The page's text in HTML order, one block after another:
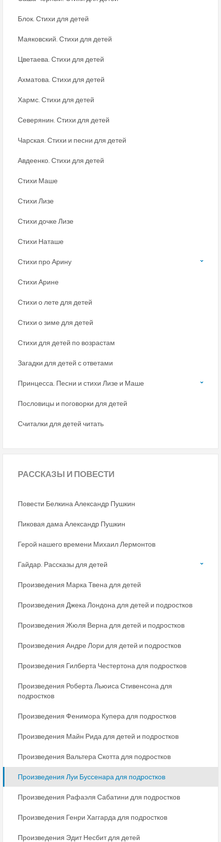
Блок. Стихи для детей
Маяковский. Стихи для детей
Цветаева. Стихи для детей
Ахматова. Стихи для детей
Хармс. Стихи для детей
Северянин. Стихи для детей
Чарская. Стихи и песни для детей
Авдеенко. Стихи для детей
Стихи Маше
Стихи Лизе
Стихи дочке Лизе
Стихи Наташе
Стихи про Арину
Стихи Арине
Стихи о лете для детей
Стихи о зиме для детей
Стихи для детей по возрастам
Загадки для детей с ответами
Принцесса. Песни и стихи Лизе и Маше
Пословицы и поговорки для детей
Считалки для детей читать
РАССКАЗЫ И ПОВЕСТИ
Повести Белкина Александр Пушкин
Пиковая дама Александр Пушкин
Герой нашего времени Михаил Лермонтов
Гайдар. Рассказы для детей
Произведения Марка Твена для детей
Произведения Джека Лондона для детей и подростков
Произведения Жюля Верна для детей и подростков
Произведения Андре Лори для детей и подростков
Произведения Гилберта Честертона для подростков
Произведения Роберта Льюиса Стивенсона для
подростков
Произведения Фенимора Купера для подростков
Произведения Майн Рида для детей и подростков
Произведения Вальтера Скотта для подростков
Произведения Луи Буссенара для подростков
Произведения Рафаэля Сабатини для подростков
Произведения Генри Хаггарда для подростков
Произведения Эдит Несбит для детей